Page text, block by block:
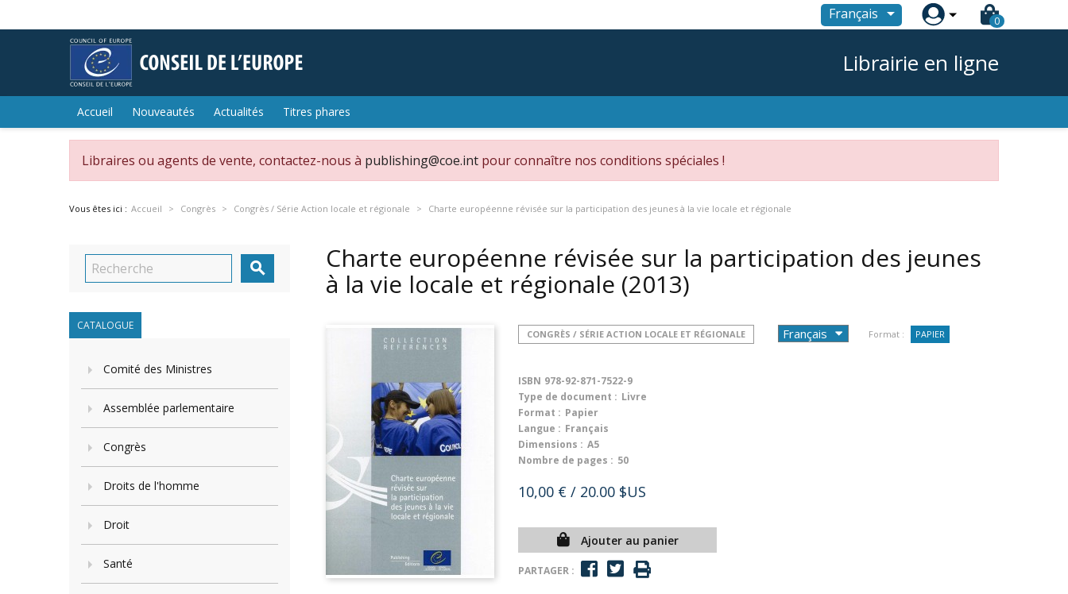
Français  0
Librairie en ligne
Accueil Nouveautés Actualités Titres phares
Libraires ou agents de vente, contactez-nous à publishing@coe.int pour connaître nos conditions spéciales !
Vous êtes ici : Accueil Congrès Congrès / Série Action locale et régionale Charte européenne révisée sur la participation des jeunes à la vie locale et régionale

CATALOGUE
Comité des Ministres
Assemblée parlementaire
Congrès
Droits de l'homme
Droit
Santé
Charte européenne révisée sur la participation des jeunes
à la vie locale et régionale (2013)
CONGRÈS / SÉRIE ACTION LOCALE ET RÉGIONALE Format : PAPIER
ISBN 978-92-871-7522-9
Type de document : Livre
Format : Papier
Langue : Français
Dimensions : A5
Nombre de pages : 50
10,00 € / 20.00 $US
Ajouter au panier
PARTAGER :